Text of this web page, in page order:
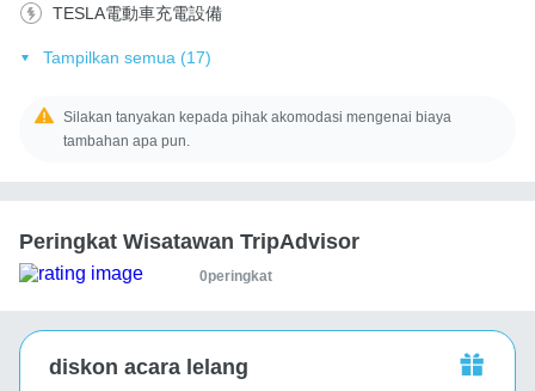
TESLA電動車充電設備
Tampilkan semua (17)
Silakan tanyakan kepada pihak akomodasi mengenai biaya
tambahan apa pun.
Peringkat Wisatawan TripAdvisor
0peringkat
diskon acara lelang